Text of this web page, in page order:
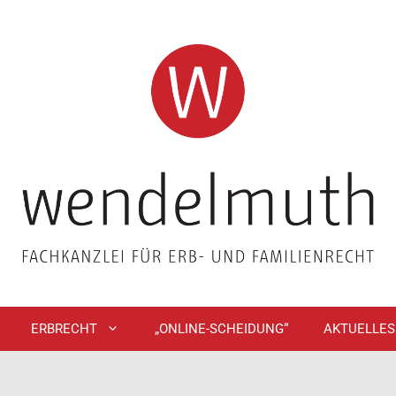
ERBRECHT „ONLINE-SCHEIDUNG“ AKTUELLES